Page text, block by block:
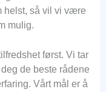
helst, så vil vi være
mulig.
først. Vi tar
de beste rådene
Vårt mål er å